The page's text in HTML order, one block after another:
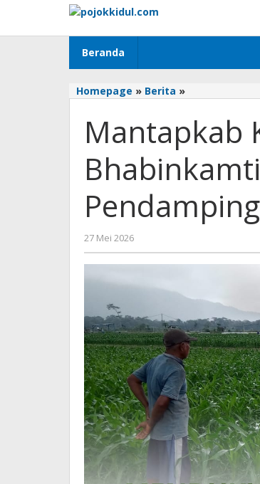
konten
Beranda
Homepage » Berita »Mantapkab
Pangan,
Lakukan
Pendampingan
Kelompok
Tani
Jagung
Mantapkab
27 Mei 2026
BangAdmin